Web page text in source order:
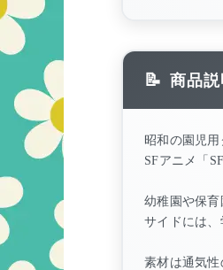
商品説
昭和の園児用
SFアニメ「
幼稚園や保育
サイドには、
素材は通気性